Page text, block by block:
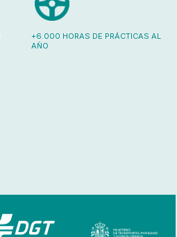
+6.000 HORAS DE PRÁCTICAS AL
AÑO